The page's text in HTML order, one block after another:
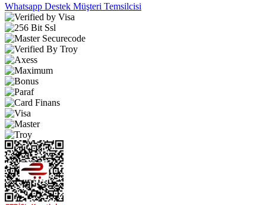
Whatsapp Destek Müşteri Temsilcisi